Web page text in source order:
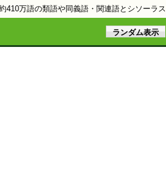
410万語の類語や同義語・関連語とシソーラス